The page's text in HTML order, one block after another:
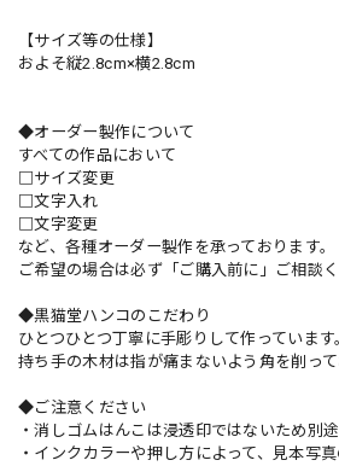
【サイズ等の仕様】
およそ縦2.8cm×横2.8cm
◆オーダー製作について
すべての作品において
□サイズ変更
□文字入れ
□文字変更
など、各種オーダー製作を承っております。
ご希望の場合は必ず「ご購入前に」ご相談く
◆黒猫堂ハンコのこだわり
ひとつひとつ丁寧に手彫りして作っています
持ち手の木材は指が痛まないよう角を削って
◆ご注意ください
・消しゴムはんこは浸透印ではないため別
・インクカラーや押し方によって、見本写